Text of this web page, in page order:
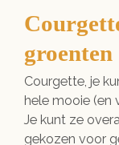
groenten
Courgette, je
hele mooie (en
Je kunt ze
gekozen voor